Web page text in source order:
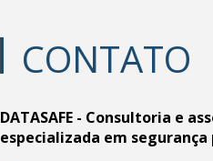
CONTATO
DATASAFE - Consultoria e
especializada em segurança